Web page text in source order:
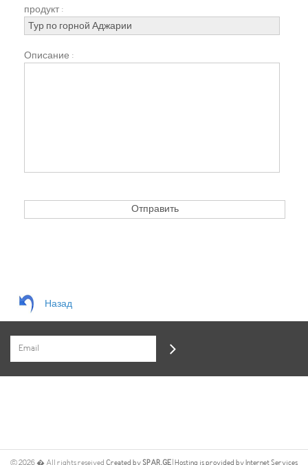
продукт :
Описание :
Назад
©2026� All rights reseived Created bySPAR.GE | Hosting is provided by Internet Services